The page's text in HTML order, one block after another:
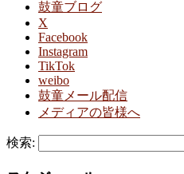
鼓童ブログ
X
Facebook
Instagram
TikTok
weibo
鼓童メール配信
メディアの皆様へ
検索: